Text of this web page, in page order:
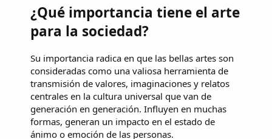
¿Qué importancia tiene el arte
para la sociedad?
Su importancia radica en que las bellas artes son
consideradas como una valiosa herramienta de
transmisión de valores, imaginaciones y relatos
centrales en la cultura universal que van de
generación en generación. Influyen en muchas
formas, generan un impacto en el estado de
ánimo o emoción de las personas.